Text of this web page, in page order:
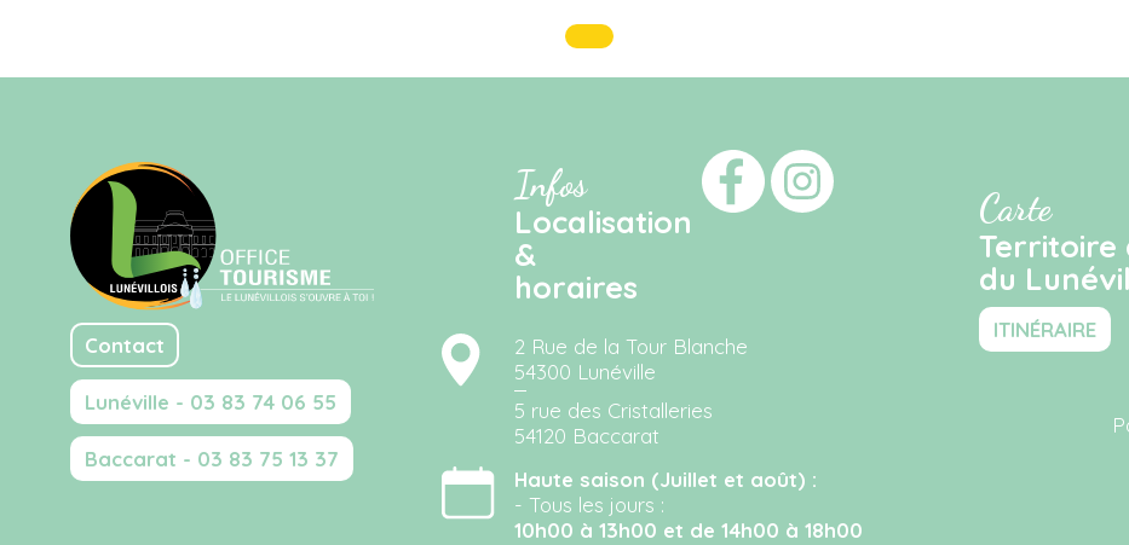
Contact
Lunéville - 03 83 74 06 55
Baccarat - 03 83 75 13 37
Infos
Localisation
&
horaires
2 Rue de la Tour Blanche
54300 Lunéville
5 rue des Cristalleries
54120 Baccarat
Haute saison (Juillet et août) :
- Tous les jours :
10h00 à 13h00 et de 14h00 à 18h00
Carte
Territoire
du
ITINÉRAIRE